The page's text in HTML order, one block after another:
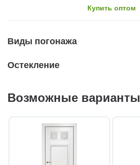
Купить оптом
Виды погонажа
Остекление
Возможные варианты